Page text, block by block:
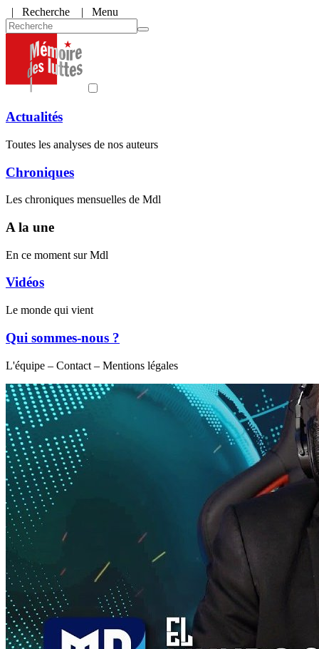
| Recherche | Menu
Actualités
Toutes les analyses de nos auteurs
Chroniques
Les chroniques mensuelles de Mdl
A la une
En ce moment sur Mdl
Vidéos
Le monde qui vient
Qui sommes-nous ?
L'équipe – Contact – Mentions légales